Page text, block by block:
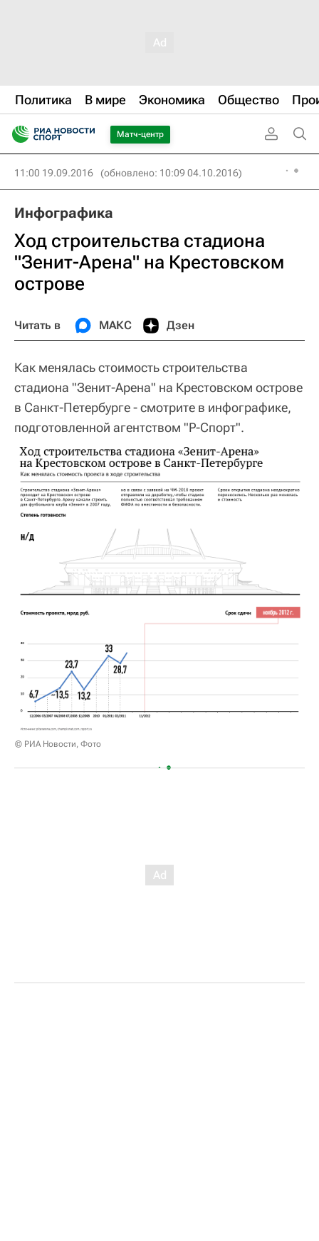
Политика В мире Экономика Общество
Матч-центр
11:00 19.09.2016 (обновлено: 10:09 04.10.2016)
Инфографика
Ход строительства стадиона
"Зенит-Арена" на Крестовском
острове
Читать в МАКС Дзен
Как менялась стоимость строительства
стадиона "Зенит-Арена" на Крестовском острове
в Санкт-Петербурге - смотрите в инфографике,
подготовленной агентством "Р-Спорт".
© РИА Новости, Фото